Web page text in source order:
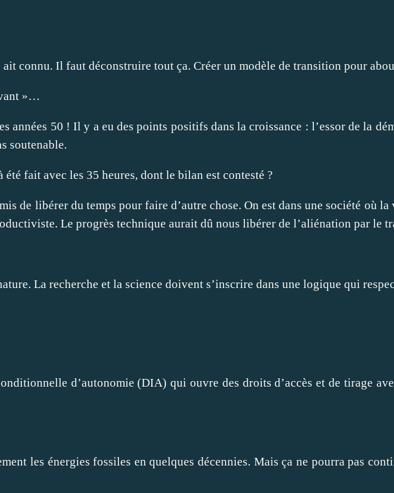
connu. Il faut déconstruire tout ça. Créer un modèle de transition pour
»…
années 50 ! Il y a eu des points positifs dans la croissance : l’essor de
soutenable.
fait avec les 35 heures, dont le bilan est contesté ?
de libérer du temps pour faire d’autre chose. On est dans une société
Le progrès technique aurait dû nous libérer de l’aliénation par le
La recherche et la science doivent s’inscrire dans une logique qui
d’autonomie (DIA) qui ouvre des droits d’accès et de
les énergies fossiles en quelques décennies. Mais ça ne pourra pas